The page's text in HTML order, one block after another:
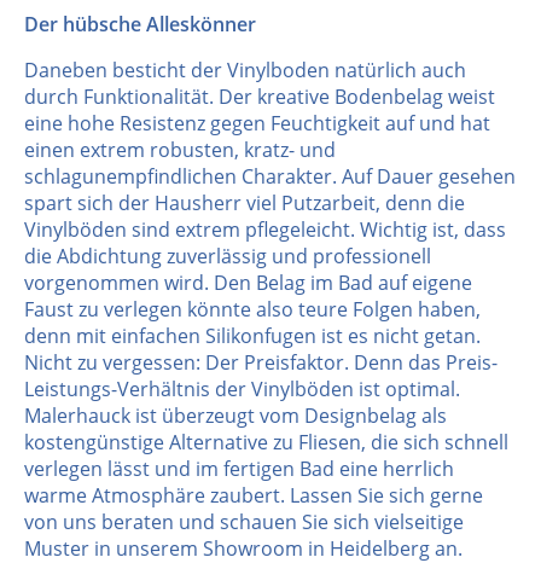
Der hübsche Alleskönner
Daneben besticht der Vinylboden natürlich auch
durch Funktionalität. Der kreative Bodenbelag weist
eine hohe Resistenz gegen Feuchtigkeit auf und hat
einen extrem robusten, kratz- und
schlagunempfindlichen Charakter. Auf Dauer gesehen
spart sich der Hausherr viel Putzarbeit, denn die
Vinylböden sind extrem pflegeleicht. Wichtig ist, dass
die Abdichtung zuverlässig und professionell
vorgenommen wird. Den Belag im Bad auf eigene
Faust zu verlegen könnte also teure Folgen haben,
denn mit einfachen Silikonfugen ist es nicht getan.
Nicht zu vergessen: Der Preisfaktor. Denn das Preis-
Leistungs-Verhältnis der Vinylböden ist optimal.
Malerhauck ist überzeugt vom Designbelag als
kostengünstige Alternative zu Fliesen, die sich schnell
verlegen lässt und im fertigen Bad eine herrlich
warme Atmosphäre zaubert. Lassen Sie sich gerne
von uns beraten und schauen Sie sich vielseitige
Muster in unserem Showroom in Heidelberg an.